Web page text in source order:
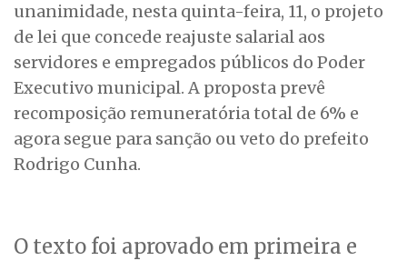
unanimidade, nesta quinta-feira, 11, o projeto
de lei que concede reajuste salarial aos
servidores e empregados públicos do Poder
Executivo municipal. A proposta prevê
recomposição remuneratória total de 6% e
agora segue para sanção ou veto do prefeito
Rodrigo Cunha.
O texto foi aprovado em primeira e